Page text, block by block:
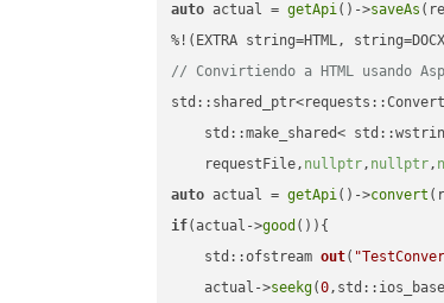
auto actual = getApi()->saveAs
// Convirtiendo a HTML usando
std::make_shared<
    requestFile,
nullptr, nullptr,
auto actual = getApi()->convert
if(actual->good ()){
std::ofstream out(
    actual->
seekg(0